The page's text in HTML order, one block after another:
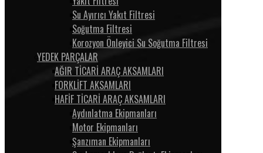
Su Ayırıcı Yakıt Filtresi
Soğutma Filtresi
Korozyon Önleyici Su Soğutma Filtresi
YEDEK PARÇALAR
AĞIR TİCARİ ARAÇ AKSAMLARI
FORKLİFT AKSAMLARI
HAFİF TİCARİ ARAÇ AKSAMLARI
Aydınlatma Ekipmanları
Motor Ekipmanları
Şanzıman Ekipmanları